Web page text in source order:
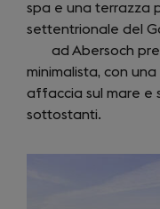
spa e una terrazza
settentrionale del
ad Abersoch
minimalista, con
affaccia sul mare e
sottostanti.